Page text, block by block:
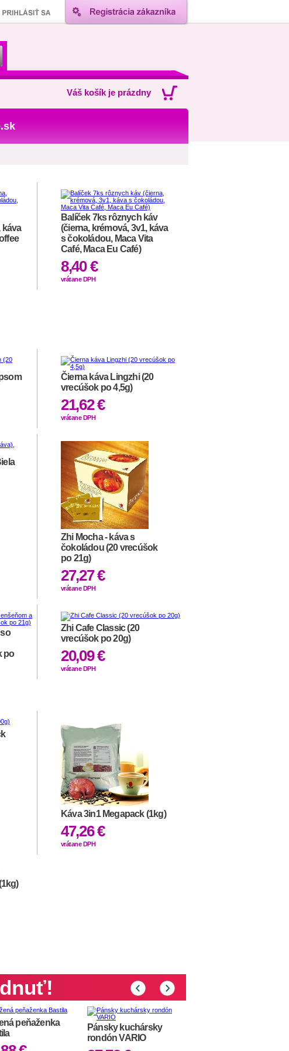
Váš košík je prázdny
káva
Balíček 7ks rôznych káv
(čierna, krémová, 3v1, káva
s čokoládou, Maca Vita
Café, Maca Eu Café)
8,40 €
vrátane DPH
Čierna káva Lingzhi (20
vrecúšok po 4,5g)
21,62 €
vrátane DPH
Zhi Mocha - káva s
čokoládou (20 vrecúšok
po 21g)
27,27 €
vrátane DPH
po
Zhi Cafe Classic (20
vrecúšok po 20g)
20,09 €
vrátane DPH
Káva 3in1 Megapack (1kg)
47,26 €
vrátane DPH
peňaženka
Pánsky kuchársky
rondón VARIO